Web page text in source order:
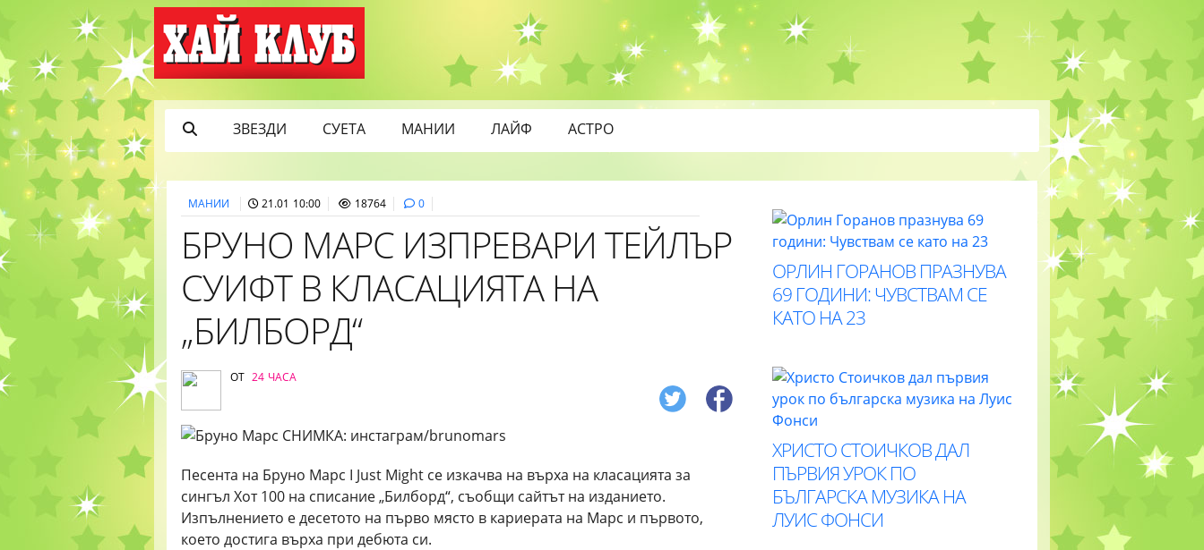
ЗВЕЗДИ СУЕТА МАНИИ ЛАЙФ АСТРО
МАНИИ 21.01 10:00 18764 0
БРУНО МАРС ИЗПРЕВАРИ ТЕЙЛЪР
СУИФТ В КЛАСАЦИЯТА НА
„БИЛБОРД“
ОТ 24 ЧАСА
Песента на Бруно Марс I Just Might се изкачва на върха на класацията за
сингъл Хот 100 на списание „Билборд“, съобщи сайтът на изданието.
Изпълнението е десетото на първо място в кариерата на Марс и първото,
което достига върха при дебюта си.
ОРЛИН ГОРАНОВ ПРАЗНУВА
69 ГОДИНИ: ЧУВСТВАМ СЕ
КАТО НА 23
ХРИСТО СТОИЧКОВ ДАЛ
ПЪРВИЯ УРОК ПО
БЪЛГАРСКА МУЗИКА НА
ЛУИС ФОНСИ